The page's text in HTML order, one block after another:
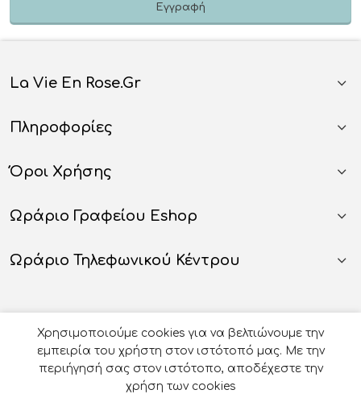
La Vie En Rose.gr
Πληροφορίες
Όροι Χρήσης
Ωράριο Γραφείου Eshop
Ωράριο Τηλεφωνικού Κέντρου
Χρησιμοποιούμε cookies για να βελτιώνουμε την
εμπειρία του χρήστη στον ιστότοπό μας. Με την
περιήγησή σας στον ιστότοπο, αποδέχεστε την
χρήση των cookies